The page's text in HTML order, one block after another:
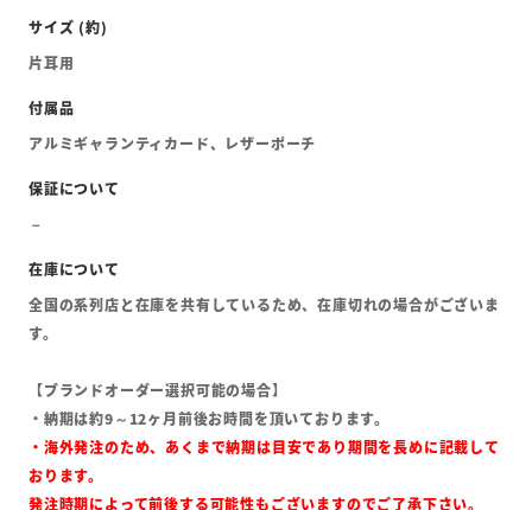
片耳用
アルミギャランティカード、レザーポーチ
全国の系列店と在庫を共有しているため、在庫切れの場合がございま
す。
【ブランドオーダー選択可能の場合】
・納期は約9～12ヶ月前後お時間を頂いております。
・海外発注のため、あくまで納期は目安であり期間を長めに記載して
おります。
発注時期によって前後する可能性もございますのでご了承下さい。